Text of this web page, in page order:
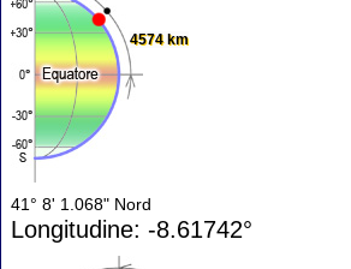
4574 km
41° 8' 1.068" Nord
Longitudine: -8.61742°